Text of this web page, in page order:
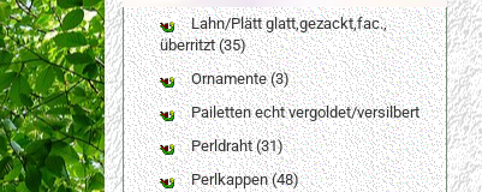
Lahn/Plätt glatt,gezackt,fac.,
überritzt (35)
Ornamente (3)
Pailetten echt vergoldet/versilbert
Perldraht (31)
Perlkappen (48)